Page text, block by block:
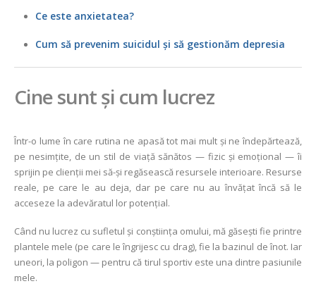
Ce este anxietatea?
Cum să prevenim suicidul și să gestionăm depresia
Cine sunt și cum lucrez
Într-o lume în care rutina ne apasă tot mai mult și ne îndepărtează,
pe nesimțite, de un stil de viață sănătos — fizic și emoțional — îi
sprijin pe clienții mei să-și regăsească resursele interioare. Resurse
reale, pe care le au deja, dar pe care nu au învățat încă să le
acceseze la adevăratul lor potențial.
Când nu lucrez cu sufletul și conștiința omului, mă găsești fie printre
plantele mele (pe care le îngrijesc cu drag), fie la bazinul de înot. Iar
uneori, la poligon — pentru că tirul sportiv este una dintre pasiunile
mele.